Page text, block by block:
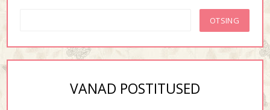
VANAD POSTITUSED